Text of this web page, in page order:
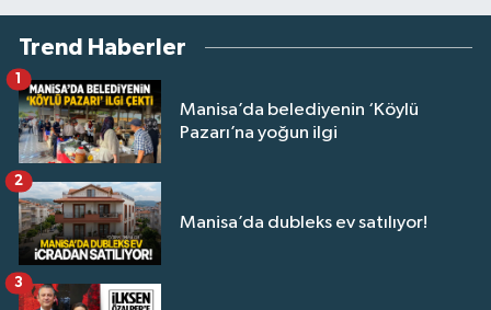
Trend Haberler
Manisa’da belediyenin ‘Köylü
Pazarı’na yoğun ilgi
1
Manisa’da dubleks ev satılıyor!
2
3